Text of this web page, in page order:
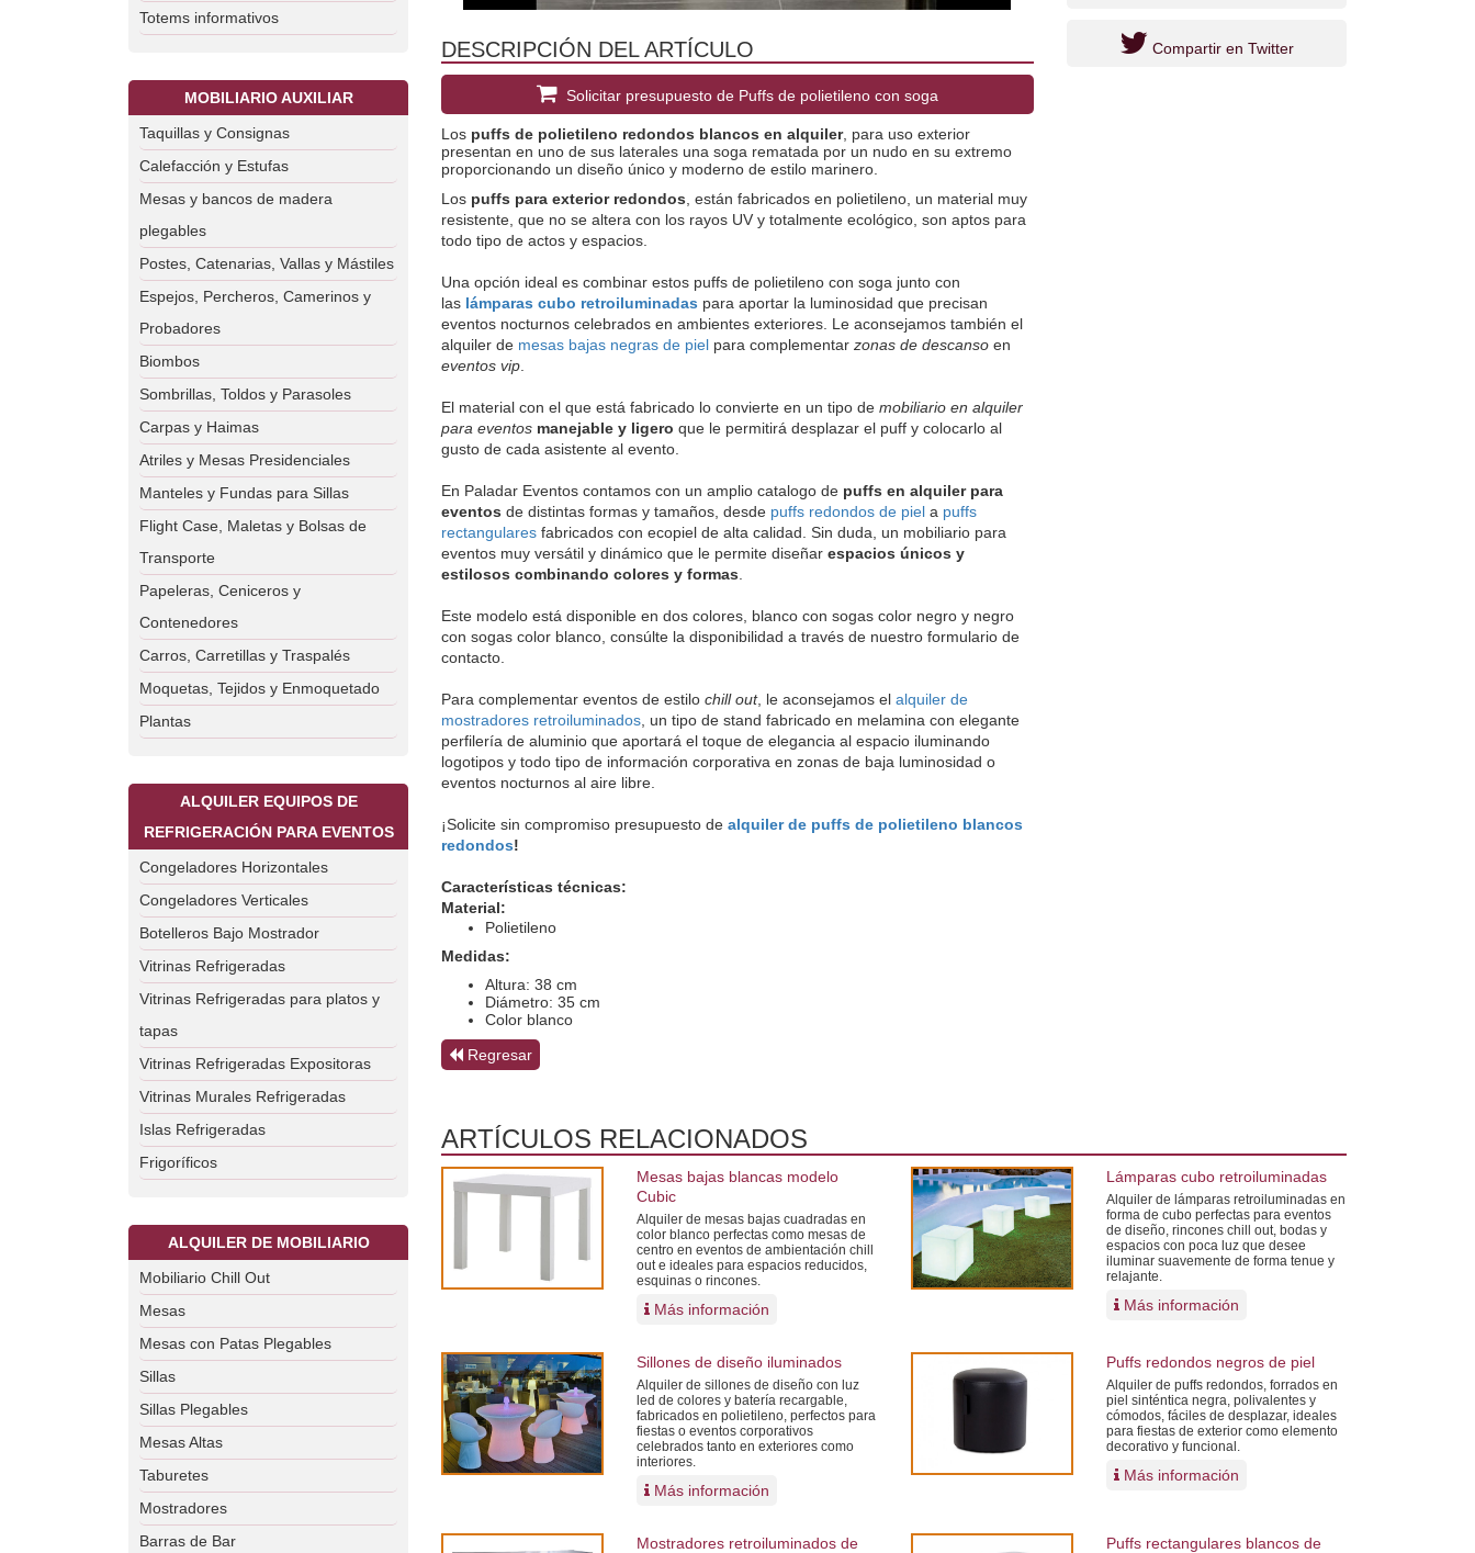
Totems informativos
MOBILIARIO AUXILIAR
Taquillas y Consignas
Calefacción y Estufas
Mesas y bancos de madera
plegables
Postes, Catenarias, Vallas y Mástiles
Espejos, Percheros, Camerinos y
Probadores
Biombos
Sombrillas, Toldos y Parasoles
Carpas y Haimas
Atriles y Mesas Presidenciales
Manteles y Fundas para Sillas
Flight Case, Maletas y Bolsas de
Transporte
Papeleras, Ceniceros y
Contenedores
Carros, Carretillas y Traspalés
Moquetas, Tejidos y Enmoquetado
Plantas
ALQUILER EQUIPOS DE
REFRIGERACIÓN PARA EVENTOS
Congeladores Horizontales
Congeladores Verticales
Botelleros Bajo Mostrador
Vitrinas Refrigeradas
Vitrinas Refrigeradas para platos y
tapas
Vitrinas Refrigeradas Expositoras
Vitrinas Murales Refrigeradas
Islas Refrigeradas
Frigoríficos
ALQUILER DE MOBILIARIO
Mobiliario Chill Out
Mesas
Mesas con Patas Plegables
Sillas
Sillas Plegables
Mesas Altas
Taburetes
Mostradores
Barras de Bar
DESCRIPCIÓN DEL ARTÍCULO
Solicitar presupuesto de Puffs de polietileno con soga
Los puffs de polietileno redondos blancos en alquiler, para uso exterior
presentan en uno de sus laterales una soga rematada por un nudo en su extremo
proporcionando un diseño único y moderno de estilo marinero.
Los puffs para exterior redondos , están fabricados en polietileno, un material muy
resistente, que no se altera con los rayos UV y totalmente ecológico, son aptos para
todo tipo de actos y espacios.
Una opción ideal es combinar estos puffs de polietileno con soga junto con
las lámparas cubo retroiluminadas para aportar la luminosidad que precisan
eventos nocturnos celebrados en ambientes exteriores. Le aconsejamos también el
alquiler de mesas bajas negras de piel para complementar zonas de descanso
eventos vip
El material con el que está fabricado lo convierte en un tipo de mobiliario en alquiler
para eventos manejable y ligero que le permitirá desplazar el puff y colocarlo al
gusto de cada asistente al evento.
En Paladar Eventos contamos con un amplio catalogo de puffs en alquiler para
eventos de distintas formas y tamaños, desde puffs redondos de piel a puffs
rectangulares fabricados con ecopiel de alta calidad. Sin duda, un mobiliario para
eventos muy versátil y dinámico que le permite diseñar espacios únicos y
estilosos combinando colores y formas
Este modelo está disponible en dos colores, blanco con sogas color negro y negro
con sogas color blanco, consúlte la disponibilidad a través de nuestro formulario de
contacto.
Para complementar eventos de estilo chill out, le aconsejamos el alquiler de
mostradores retroiluminados , un tipo de stand fabricado en melamina con elegante
perfilería de aluminio que aportará el toque de elegancia al espacio iluminando
logotipos y todo tipo de información corporativa en zonas de baja luminosidad o
eventos nocturnos al aire libre.
¡Solicite sin compromiso presupuesto de alquiler de puffs de polietileno blancos
redondos!
Características técnicas:
Material:
Polietileno
Medidas:
Altura: 38 cm
Diámetro: 35 cm
Color blanco
Regresar
Compartir en Twitter
ARTÍCULOS RELACIONADOS
Mesas bajas blancas modelo
Cubic
Alquiler de mesas bajas cuadradas en
color blanco perfectas como mesas de
centro en eventos de ambientación chill
out e ideales para espacios reducidos,
esquinas o rincones.
Más información
Lámparas cubo retroiluminadas
Alquiler de lámparas retroiluminadas en
forma de cubo perfectas para eventos
de diseño, rincones chill out, bodas y
espacios con poca luz que desee
iluminar suavemente de forma tenue y
relajante.
Más información
Sillones de diseño iluminados
Alquiler de sillones de diseño con luz
led de colores y batería recargable,
fabricados en polietileno, perfectos para
fiestas o eventos corporativos
celebrados tanto en exteriores como
interiores.
Más información
Puffs redondos negros de piel
Alquiler de puffs redondos, forrados en
piel sinténtica negra, polivalentes y
cómodos, fáciles de desplazar, ideales
para fiestas de exterior como elemento
decorativo y funcional.
Más información
Mostradores retroiluminados de
Puffs rectangulares blancos de